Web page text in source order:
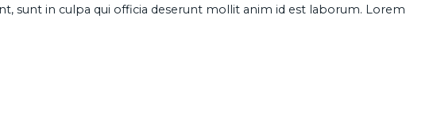
sunt in culpa qui officia deserunt mollit anim id est laborum. Lorem